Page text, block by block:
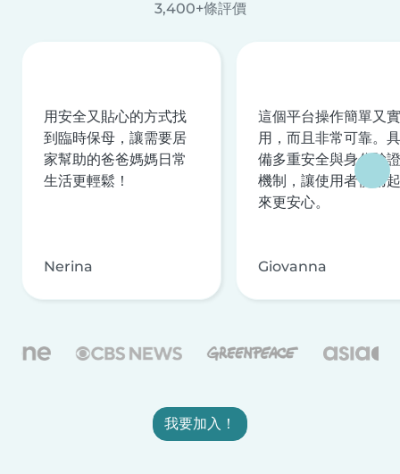
3,400+條評價
用安全又貼心的方式找
到臨時保母，讓需要居
家幫助的爸爸媽媽日常
生活更輕鬆！
Nerina
這個平台操作簡單又實
用，而且非常可靠。具
備多重安全與身分驗證
機制，讓使用者使用起
來更安心。
Giovanna
我要加入！